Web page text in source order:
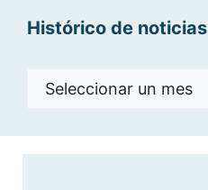
Histórico de noticias
Histórico